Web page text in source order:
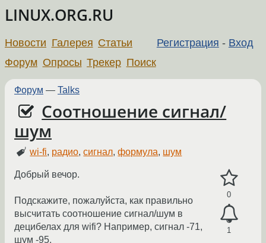
LINUX.ORG.RU
Регистрация - Вход
Новости Галерея Статьи
Форум Опросы Трекер Поиск
Форум — Talks
Соотношение сигнал/
шум
wi-fi, радио,сигнал,формула, шум
0
1
Добрый вечор.
Подскажите, пожалуйста, как правильно
высчитать соотношение сигнал/шум в
децибелах для wifi? Например, сигнал -71,
шум -95.